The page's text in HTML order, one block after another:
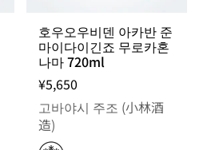
호우오우비덴 아카반 준
마이다이긴죠 무로카혼
나마 720ml
¥5,650
고바야시 주조 (小林酒
造)